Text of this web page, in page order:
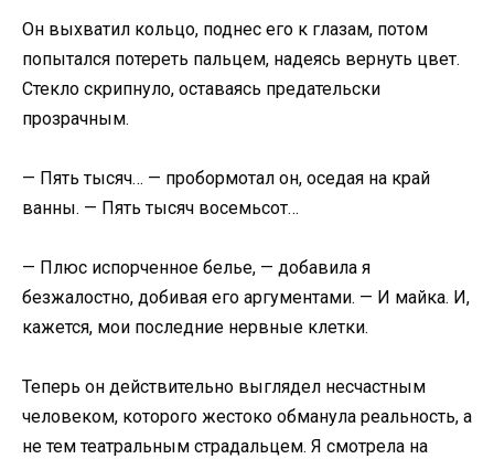
Он выхватил кольцо, поднес его к глазам, потом
попытался потереть пальцем, надеясь вернуть цвет.
Стекло скрипнуло, оставаясь предательски
прозрачным.
— Пять тысяч… — пробормотал он, оседая на край
ванны. — Пять тысяч восемьсот…
— Плюс испорченное белье, — добавила я
безжалостно, добивая его аргументами. — И майка. И,
кажется, мои последние нервные клетки.
Теперь он действительно выглядел несчастным
человеком, которого жестоко обманула реальность, а
не тем театральным страдальцем. Я смотрела на